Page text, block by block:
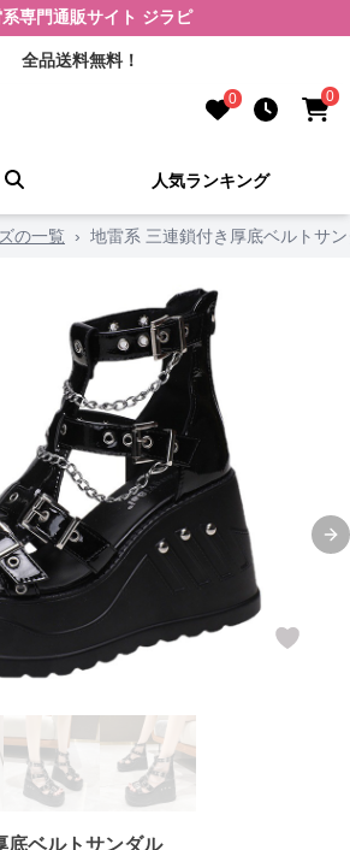
専門通販サイト ジラピ
全品送料無料！
0 0
人気ランキング
の一覧 › 地雷系 三連鎖付き厚底ベルトサ
底ベルトサンダル